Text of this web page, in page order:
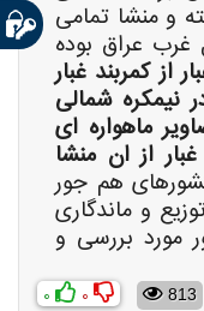
و منشا تمامی
غرب عراق بوده
از کمربند غبار
نیمکره شمالی
ماهواره ای
از ان منشا
هم جور
و ماندگاری
مورد بررسی و
813
0
0